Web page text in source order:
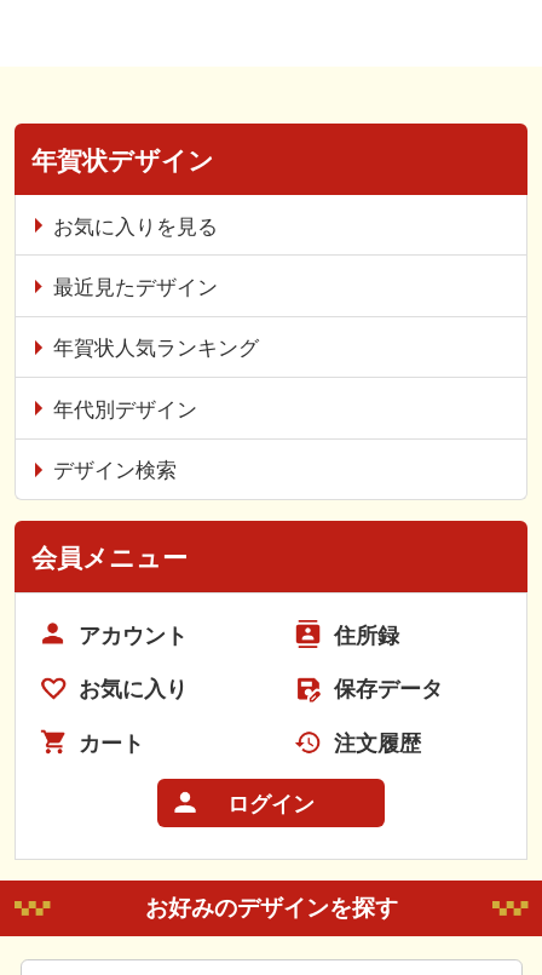
年賀状デザイン
お気に入りを見る
最近見たデザイン
年賀状人気ランキング
年代別デザイン
デザイン検索
会員メニュー
アカウント 住所録
お気に入り 保存データ
カート 注文履歴
ログイン
お好みのデザインを探す